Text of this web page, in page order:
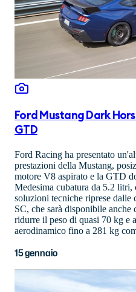
Ford Mustang Dark
GTD
Ford Racing ha presentato
prestazioni della Mustang,
motore V8 aspirato e la GTD
Medesima cubatura da 5.2 litri,
soluzioni tecniche riprese dalle
SC, che sarà disponibile
ridurre il peso di quasi 70 kg e
aerodinamico fino a 281 kg
15 gennaio